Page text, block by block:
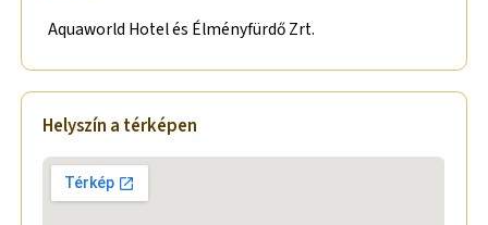
Aquaworld Hotel és Élményfürdő Zrt.
Helyszín a térképen